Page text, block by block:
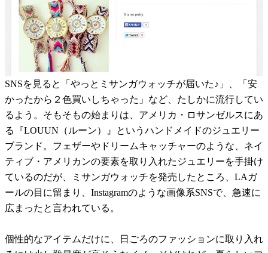
SNSを見ると「やっとミサンガウォッチが届いた♪」、「安
かったから２色買いしちゃった」など、たしかに流行してい
るよう。そもそもの始まりは、アメリカ・ロサンゼルスにあ
る『LOUUN（ルーン）』というハンドメイドのジュエリー
ブランド。フェザーやドリームキャッチャーのような、ネイ
ティブ・アメリカンの要素を取り入れたジュエリーを手掛け
ているのだが、ミサンガウォッチを発売したところ、LAガ
ールの目に留まり、Instagramのような画像系SNSで、急速に
広まったと言われている。
個性的なアイテムだけに、日ごろのファッションに取り入れ